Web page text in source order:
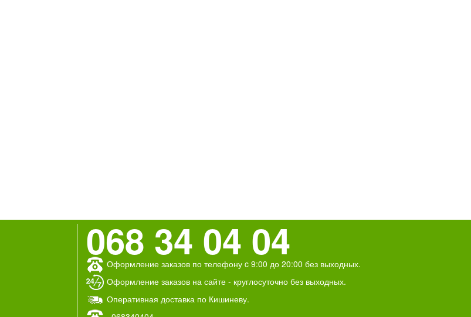
068 34 04 04
Оформление заказов по телефону c 9:00 до 20:00 без выходных.
Оформление заказов на сайте - круглосуточно без выходных.
Оперативная доставка по Кишиневу.